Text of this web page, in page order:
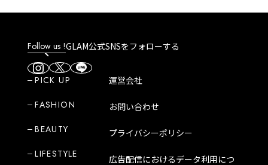
Follow us !GLAM公式SNSをフォローする
PICK UP
FASHION
BEAUTY
LIFESTYLE
運営会社
お問い合わせ
プライバシーポリシー
広告配信におけるデータ利用につ